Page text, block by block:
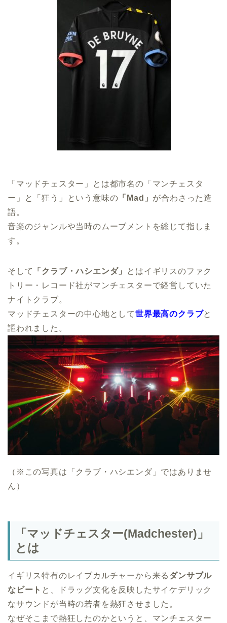
「マッドチェスター」とは都市名の「マンチェスタ
ー」と「狂う」という意味の 「Mad」 が合わさった造
語。
音楽のジャンルや当時のムーブメントを総じて指しま
す。
そして 「クラブ・ハシエンダ」
とはイギリスのファク
トリー・レコード社がマンチェスターで経営していた
ナイトクラブ。
マッドチェスターの中心地として世界最高のクラブと
謳われました。
（※この写真は「クラブ・ハシエンダ」ではありませ
ん）
「マッドチェスター(Madchester)」
とは
イギリス特有のレイブカルチャーから来る ダンサブル
なビート と、ドラッグ文化を反映したサイケデリック
なサウンドが当時の若者を熱狂させました。
なぜそこまで熱狂したのかというと、マンチェスター